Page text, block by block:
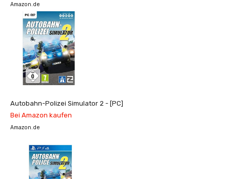
Amazon.de
Autobahn-Polizei Simulator 2 - [PC]
Bei Amazon kaufen
Amazon.de